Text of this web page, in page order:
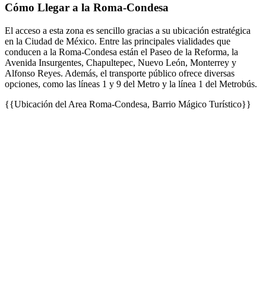
Cómo Llegar a la Roma-Condesa
El acceso a esta zona es sencillo gracias a su ubicación estratégica
en la Ciudad de México. Entre las principales vialidades que
conducen a la Roma-Condesa están el Paseo de la Reforma, la
Avenida Insurgentes, Chapultepec, Nuevo León, Monterrey y
Alfonso Reyes. Además, el transporte público ofrece diversas
opciones, como las líneas 1 y 9 del Metro y la línea 1 del Metrobús.
{{Ubicación del Area Roma-Condesa, Barrio Mágico Turístico}}